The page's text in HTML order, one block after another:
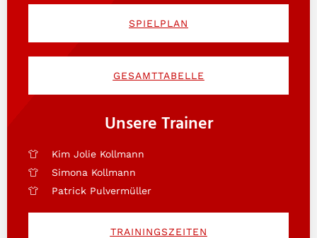
SPIELPLAN
GESAMTTABELLE
Unsere Trainer
Kim Jolie Kollmann
Simona Kollmann
Patrick Pulvermüller
TRAININGSZEITEN